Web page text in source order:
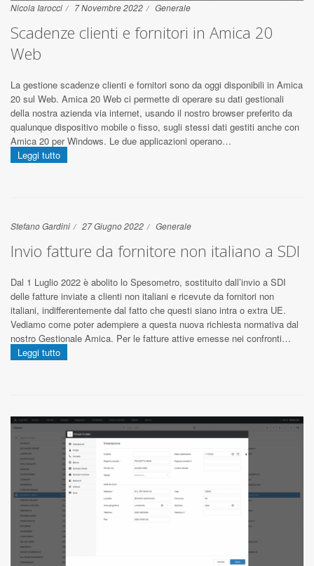
Nicola Iarocci 7 Novembre 2022 Generale
Scadenze clienti e fornitori in Amica 20
Web
La gestione scadenze clienti e fornitori sono da oggi disponibili in Amica
20 sul Web. Amica 20 Web ci permette di operare su dati gestionali
della nostra azienda via internet, usando il nostro browser preferito da
qualunque dispositivo mobile o fisso, sugli stessi dati gestiti anche con
Amica 20 per Windows. Le due applicazioni operano…
Leggi tutto
Stefano Gardini 27 Giugno 2022 Generale
Invio fatture da fornitore non italiano a SDI
Dal 1 Luglio 2022 è abolito lo Spesometro, sostituito dall’invio a SDI
delle fatture inviate a clienti non italiani e ricevute da fornitori non
italiani, indifferentemente dal fatto che questi siano intra o extra UE.
Vediamo come poter adempiere a questa nuova richiesta normativa dal
nostro Gestionale Amica. Per le fatture attive emesse nei confronti…
Leggi tutto